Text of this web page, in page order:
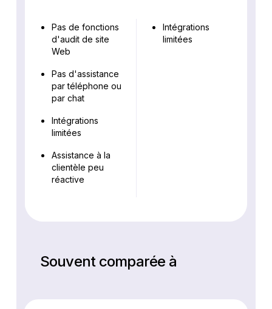
Pas de fonctions
d'audit de site
Web
Pas d'assistance
par téléphone ou
par chat
Intégrations
limitées
Assistance à la
clientèle peu
réactive
Intégrations
limitées
Souvent comparée à